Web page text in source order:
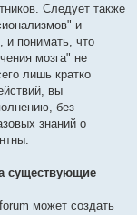
Следует также
и
и понимать, что
мозга" не
лишь кратко
вы
без
знаний о
существующие
может создать